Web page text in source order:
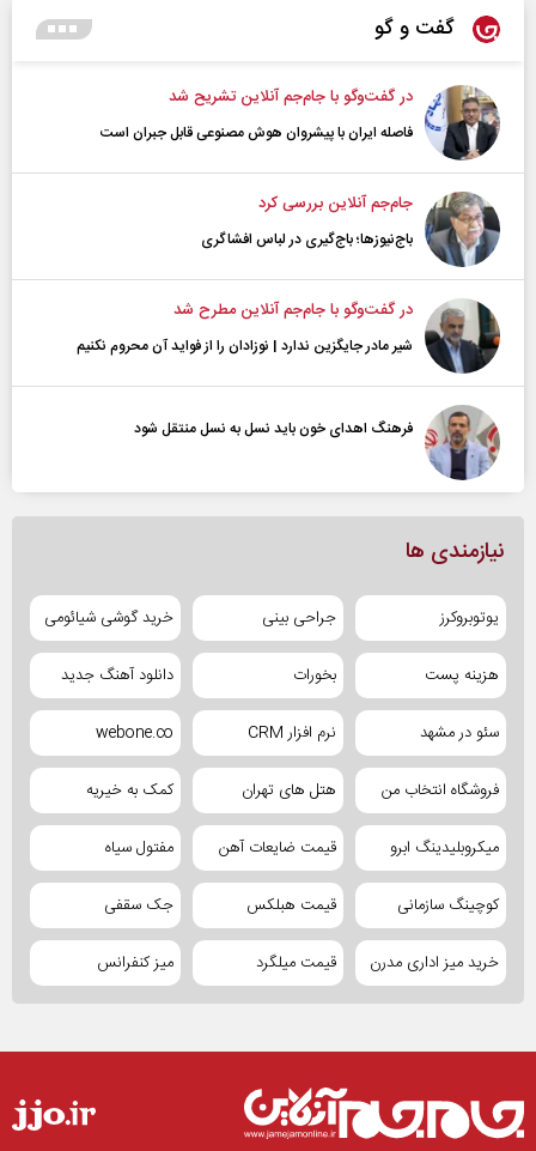
گفت و گو
در گفت‌و‌گو با جام‌جم آنلاین تشریح شد
فاصله ایران با پیشرو‌ان هوش مصنوعی قابل جبران است
جام‌جم آنلاین بررسی کرد
باج‌نیوزها؛ باج‌گیری در لباس افشاگری
در گفت‌و‌گو با جام‌جم آنلاین مطرح شد
شیر مادر جایگزین ندارد | نوزادان را از فواید آن محروم نکنیم
فرهنگ اهدای خون باید نسل به نسل منتقل شود
نیازمندی ها
یوتوبروکرز جراحی بینی خرید گوشی شیائومی
هزینه پست بخورات دانلود آهنگ جدید
سئو در مشهد نرم افزار CRM webone.co
فروشگاه انتخاب من هتل های تهران کمک به خیریه
میکروبلیدینگ ابرو قیمت ضایعات آهن مفتول سیاه
کوچینگ سازمانی قیمت هبلکس جک سقفی
خرید میز اداری مدرن قیمت میلگرد میز کنفرانس